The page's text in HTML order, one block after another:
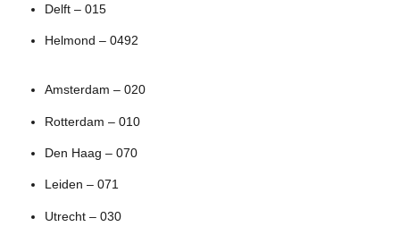
Delft – 015
Helmond – 0492
Amsterdam – 020
Rotterdam – 010
Den Haag – 070
Leiden – 071
Utrecht – 030